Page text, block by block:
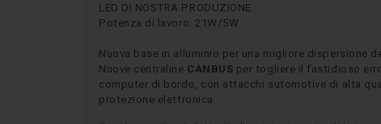
LED DI NOSTRA PRODUZIONE
Potenza di lavoro: 21W/5W
Nuova base in alluminio per una migliore dispersione
Nuove centraline CANBUS per togliere il fastidioso
computer di bordo, con attacchi automotive di alta
protezione elettronica.